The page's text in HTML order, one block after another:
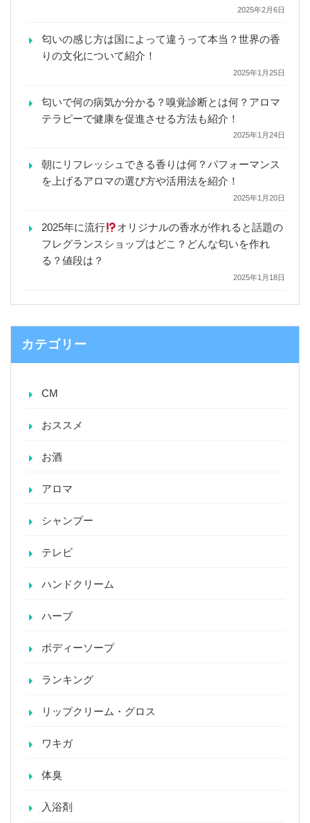
2025年2月6日
匂いの感じ方は国によって違うって本当？世界の香
りの文化について紹介！
2025年1月25日
匂いで何の病気か分かる？嗅覚診断とは何？アロマ
テラピーで健康を促進させる方法も紹介！
2025年1月24日
朝にリフレッシュできる香りは何？パフォーマンス
を上げるアロマの選び方や活用法を紹介！
2025年1月20日
2025年に流行
オリジナルの香水が作れると話題の
フレグランスショップはどこ？どんな匂いを作れ
る？値段は？
2025年1月18日
カテゴリー
CM
おススメ
お酒
アロマ
シャンプー
テレビ
ハンドクリーム
ハーブ
ボディーソープ
ランキング
リップクリーム・グロス
ワキガ
体臭
入浴剤